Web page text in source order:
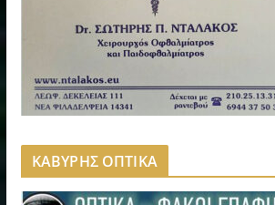
ΚΑΒΥΡΗΣ ΟΠΤΙΚΑ